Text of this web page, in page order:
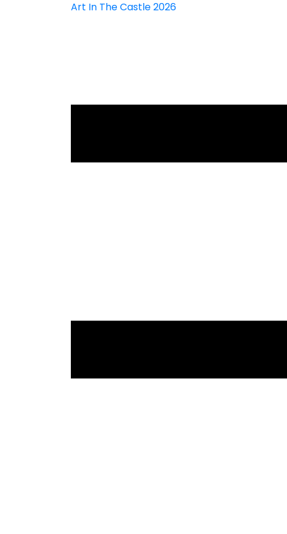
Art In The Castle 2026